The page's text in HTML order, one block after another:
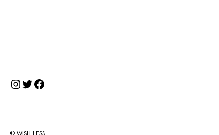
Instagram
Twitter
Facebook
© WISH LESS